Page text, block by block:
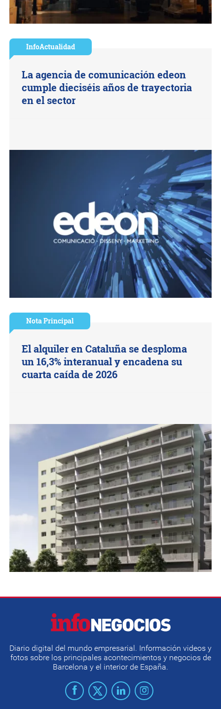
InfoActualidad
La agencia de comunicación edeon
cumple dieciséis años de trayectoria
en el sector
Nota Principal
El alquiler en Cataluña se desploma
un 16,3% interanual y encadena su
cuarta caída de 2026
Diario digital del mundo empresarial. Información videos y
fotos sobre los principales acontecimientos y negocios de
Barcelona y el interior de España.